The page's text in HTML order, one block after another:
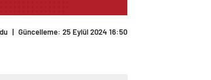
| Güncelleme: 25 Eylül 2024 16:50